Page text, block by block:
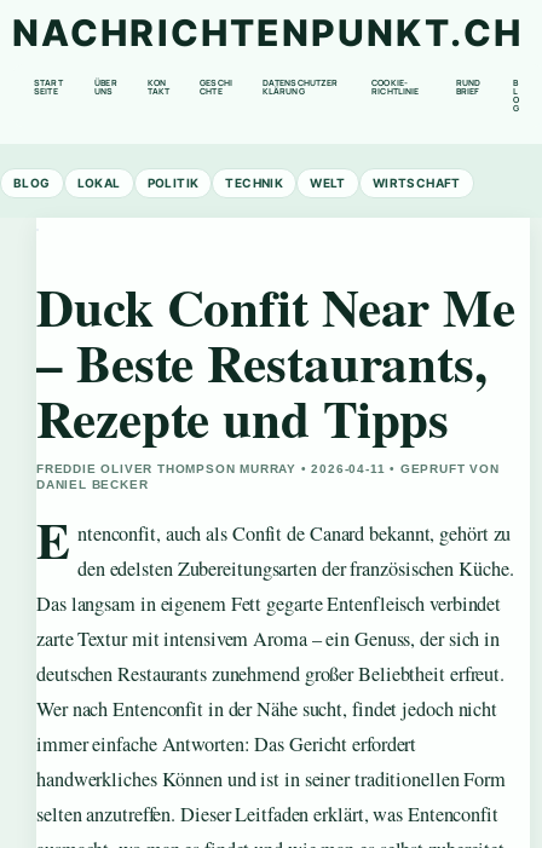
NACHRICHTENPUNKT.CH
START
SEITE
ÜBER
UNS
KON
TAKT
GESCHI
CHTE
DATENSCHUTZER
KLÄRUNG
COOKIE-
RICHTLINIE
RUND
BRIEF
B
L
O
G
BLOG LOKAL POLITIK TECHNIK WELT WIRTSCHAFT
Duck Confit Near Me
– Beste Restaurants,
Rezepte und Tipps
FREDDIE OLIVER THOMPSON MURRAY • 2026-04-11 • GEPRUFT VON
DANIEL BECKER
E ntenconfit, auch als Confit de Canard bekannt, gehört zu
den edelsten Zubereitungsarten der französischen Küche.
Das langsam in eigenem Fett gegarte Entenfleisch verbindet
zarte Textur mit intensivem Aroma – ein Genuss, der sich in
deutschen Restaurants zunehmend großer Beliebtheit erfreut.
Wer nach Entenconfit in der Nähe sucht, findet jedoch nicht
immer einfache Antworten: Das Gericht erfordert
handwerkliches Können und ist in seiner traditionellen Form
selten anzutreffen. Dieser Leitfaden erklärt, was Entenconfit